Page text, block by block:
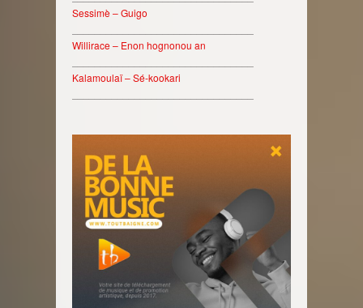
Sessimè – Guigo
Willirace – Enon hognonou an
Kalamoulaï – Sé-kookari